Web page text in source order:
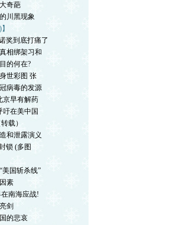
奇葩
川黑现象
奖到底打痛了
相绑架习和
的何在?
世彩图 张
病毒的发源
京早有解药
吁在美中国
载）
和泄露演义
锁 (多图
美国斩杀线”
素
南海应战!
剑
的悲哀